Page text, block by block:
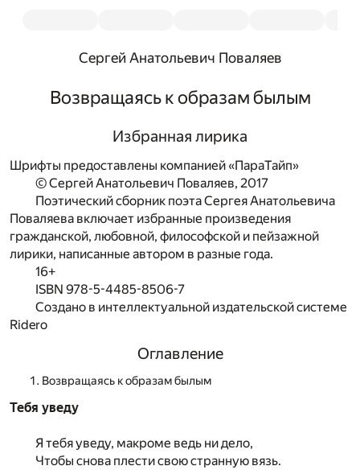
Сергей Анатольевич Поваляев
Возвращаясь к образам былым
Избранная лирика
Шрифты предоставлены компанией «ПараТайп»
© Сергей Анатольевич Поваляев, 2017
Поэтический сборник поэта Сергея Анатольевича
Поваляева включает избранные произведения
гражданской, любовной, философской и пейзажной
лирики, написанные автором в разные года.
16+
ISBN 978-5-4485-8506-7
Создано в интеллектуальной издательской системе
Ridero
Оглавление
Возвращаясь к образам былым
Тебя уведу
Я тебя уведу, макроме ведь ни дело,
Чтобы снова плести свою странную вязь.